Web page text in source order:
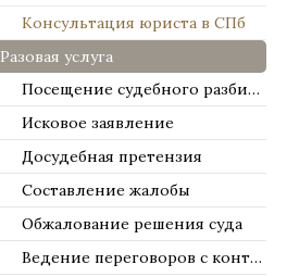
Консультация юриста в СПб
Разовая услуга
Посещение судебного разбирательства
Исковое заявление
Досудебная претензия
Составление жалобы
Обжалование решения суда
Ведение переговоров с контрагентами